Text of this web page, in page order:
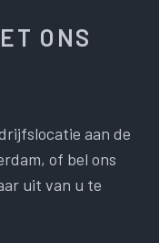
ONS
aan de
of bel ons
uit van u te